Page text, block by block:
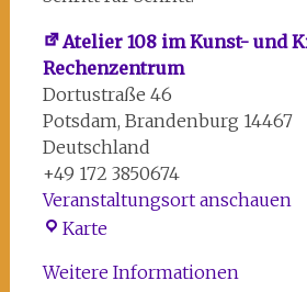
Atelier 108 im Kunst- und
Rechenzentrum
Dortustraße 46
Potsdam, Brandenburg 14467
Deutschland
+49 172 3850674
Veranstaltungsort anschauen
KarteAtelier
im
Weitere Informationen